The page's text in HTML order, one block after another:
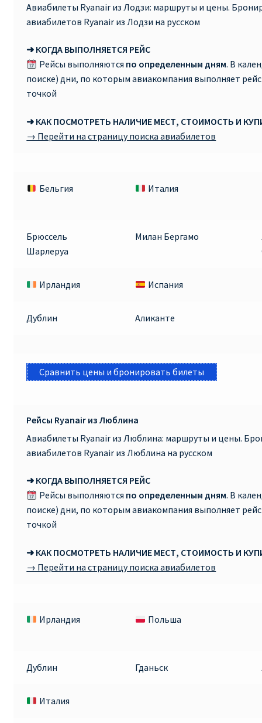
Авиабилеты Ryanair из Лодзи: маршруты и цены.
авиабилетов Ryanair из Лодзи на русском
➜ КОГДА ВЫПОЛНЯЕТСЯ РЕЙС
Рейсы выполняются по определенным дням. В
поиске) дни, по которым авиакомпания выполняет
точкой
➜ КАК ПОСМОТРЕТЬ НАЛИЧИЕ МЕСТ, СТОИМОСТЬ И
→ Перейти на страницу поиска авиабилетов
Бельгия
Италия
Брюссель
Шарлеруа
Милан Бергамо
Ирландия Испания
Дублин Аликанте
Сравнить цены и бронировать билеты
Рейсы Ryanair из Люблина
Авиабилеты Ryanair из Люблина: маршруты и цены.
авиабилетов Ryanair из Люблина на русском
➜ КОГДА ВЫПОЛНЯЕТСЯ РЕЙС
Рейсы выполняются по определенным дням. В
поиске) дни, по которым авиакомпания выполняет
точкой
➜ КАК ПОСМОТРЕТЬ НАЛИЧИЕ МЕСТ, СТОИМОСТЬ И
→ Перейти на страницу поиска авиабилетов
Ирландия
Польша
Дублин Гданьск
Италия